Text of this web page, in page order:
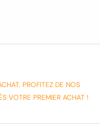
PROFITEZ DE NOS
VOTRE PREMIER ACHAT !